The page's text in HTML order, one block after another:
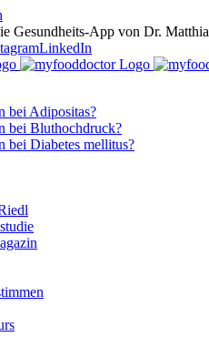
Gesundheits-App von Dr.
LinkedIn
bei Adipositas?
bei Bluthochdruck?
bei Diabetes mellitus?